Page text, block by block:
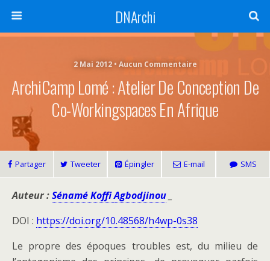
DNArchi
2 Mai 2012 • Aucun Commentaire
ArchiCamp Lomé : Atelier De Conception De
Co-Workingspaces En Afrique
Partager Tweeter Épingler E-mail SMS
Auteur :Sénamé KoffiAgbodjinou
DOI : https://doi.org/10.48568/h4wp-0s38
Le propre des époques troubles est, du milieu de